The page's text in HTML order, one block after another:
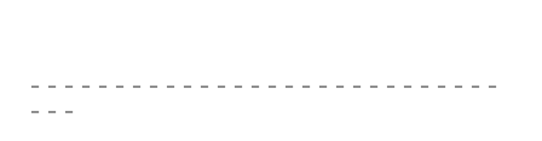
－－－－－－－－－－－－－－－－－－－－－－－－－－－－
－－－